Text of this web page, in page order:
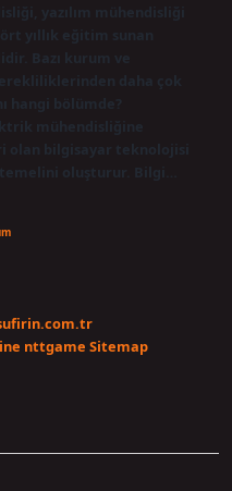
yazılım mühendisliği
yıllık eğitim sunan
Bazı kurum ve
daha çok
hangi bölümde?
mühendisliğine
olan bilgisayar teknolojisi
temelini oluşturur. Bilgi…
nttgame Sitemap